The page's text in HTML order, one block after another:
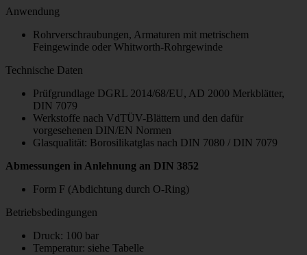
Anwendung
Rohrverschraubungen, Armaturen mit metrischem
Feingewinde oder Whitworth-Rohrgewinde
Technische Daten
Prüfgrundlage DGRL 2014/68/EU, AD 2000 Merkblätter,
DIN 7079
Werkstoffe nach VdTÜV-Blättern und den dafür
vorgesehenen DIN/EN Normen
Glasqualität: Borosilikatglas nach DIN 7080 / DIN 7079
Abmessungen in Anlehnung an DIN 3852
Form F (Abdichtung durch O-Ring)
Betriebsbedingungen
Druck: 100 bar
Temperatur: siehe Tabelle